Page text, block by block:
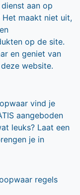
aan op
Het maakt niet uit,
op de site.
en geniet van
website.
vind je
aangeboden
leuks? Laat een
je in
regels